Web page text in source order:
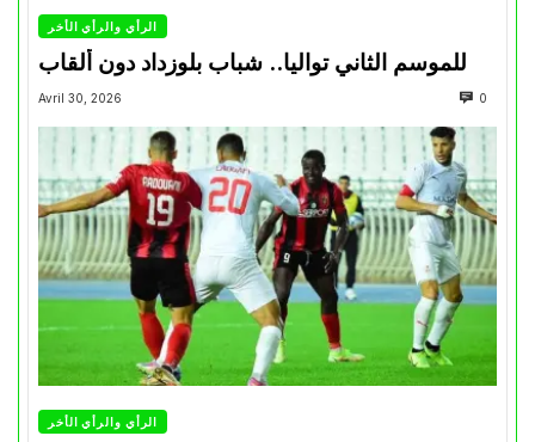
الرأي والرأي الأخر
للموسم الثاني تواليا.. شباب بلوزداد دون ألقاب
Avril 30, 2026 0
الرأي والرأي الأخر